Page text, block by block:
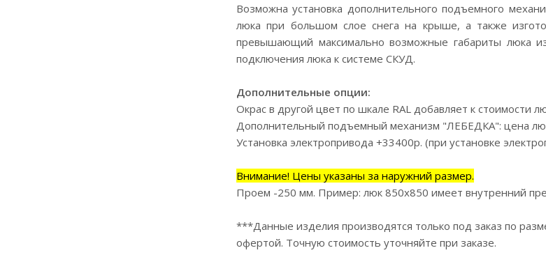
Возможна установка дополнительного подъемного
люка при большом слое снега на крыше, а также
превышающий максимально возможные габариты люка
подключения люка к системе СКУД.
Дополнительные опции:
Окрас в другой цвет по шкале RAL добавляет к стоимости
Дополнительный подъемный механизм "ЛЕБЕДКА": цена
Установка электропривода +33400р. (при установке
Внимание! Цены указаны за наружний размер.
Проем -250 мм. Пример: люк 850х850 имеет внутренний
***Данные изделия производятся только под заказ по
офертой. Точную стоимость уточняйте при заказе.